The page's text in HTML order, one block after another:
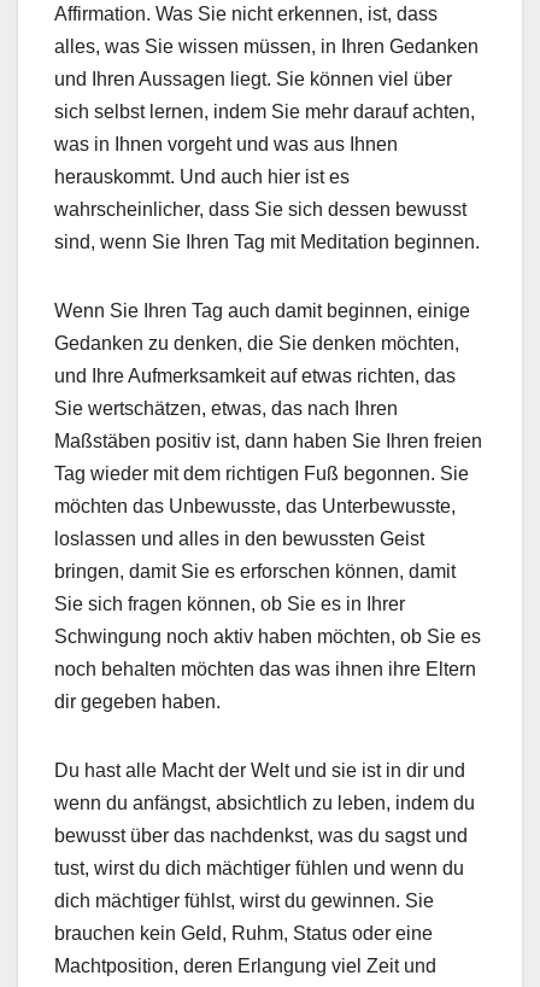
Affirmation. Was Sie nicht erkennen, ist, dass
alles, was Sie wissen müssen, in Ihren Gedanken
und Ihren Aussagen liegt. Sie können viel über
sich selbst lernen, indem Sie mehr darauf achten,
was in Ihnen vorgeht und was aus Ihnen
herauskommt. Und auch hier ist es
wahrscheinlicher, dass Sie sich dessen bewusst
sind, wenn Sie Ihren Tag mit Meditation beginnen.
Wenn Sie Ihren Tag auch damit beginnen, einige
Gedanken zu denken, die Sie denken möchten,
und Ihre Aufmerksamkeit auf etwas richten, das
Sie wertschätzen, etwas, das nach Ihren
Maßstäben positiv ist, dann haben Sie Ihren freien
Tag wieder mit dem richtigen Fuß begonnen. Sie
möchten das Unbewusste, das Unterbewusste,
loslassen und alles in den bewussten Geist
bringen, damit Sie es erforschen können, damit
Sie sich fragen können, ob Sie es in Ihrer
Schwingung noch aktiv haben möchten, ob Sie es
noch behalten möchten das was ihnen ihre Eltern
dir gegeben haben.
Du hast alle Macht der Welt und sie ist in dir und
wenn du anfängst, absichtlich zu leben, indem du
bewusst über das nachdenkst, was du sagst und
tust, wirst du dich mächtiger fühlen und wenn du
dich mächtiger fühlst, wirst du gewinnen. Sie
brauchen kein Geld, Ruhm, Status oder eine
Machtposition, deren Erlangung viel Zeit und